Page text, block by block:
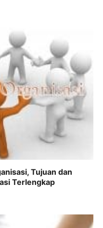
Tujuan dan
Terlengkap